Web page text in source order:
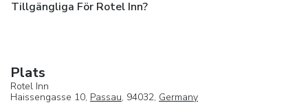
Tillgängliga För Rotel Inn?
Plats
Rotel Inn
Haissengasse 10, Passau, 94032, Germany